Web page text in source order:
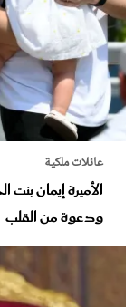
عائلات ملكية
الأميرة إيمان
ودعوة من القلب